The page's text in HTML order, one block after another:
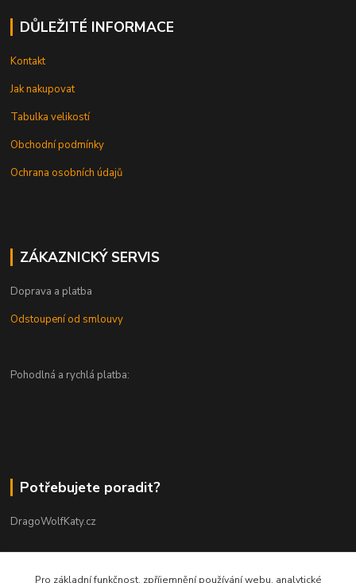
DŮLEŽITÉ INFORMACE
Kontakt
Jak nakupovat
Tabulka velikostí
Obchodní podmínky
Ochrana osobních údajů
ZÁKAZNICKÝ SERVIS
Doprava a platba
Odstoupení od smlouvy
Pohodlná a rychlá platba:
Potřebujete poradit?
DragoWolfKaty.cz
Pro základní funkčnost, zpříjemnění používání webu, analytické